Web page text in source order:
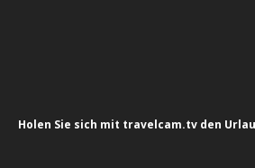
Holen Sie sich mit travelcam.tv den